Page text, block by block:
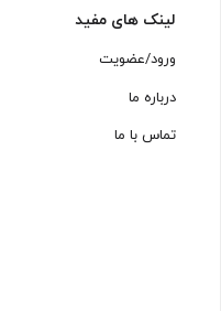
لینک های مفید
ورود/عضویت
درباره ما
تماس با ما